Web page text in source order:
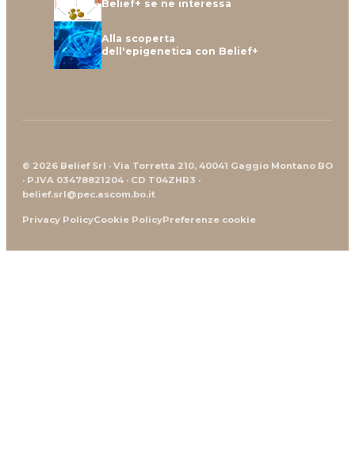
Belief+ se ne interessa
Alla scoperta
dell'epigenetica con Belief+
© 2026 Belief Srl · Via Torretta 210, 40041 Gaggio Montano BO
· P.IVA 03478821204 · CD T04ZHR3 ·
belief.srl@pec.ascom.bo.it
Privacy PolicyCookie PolicyPreferenze cookie